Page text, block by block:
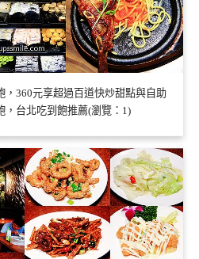
，360元享超過百道快炒甜點與自助
，台北吃到飽推薦(瀏覽：1)